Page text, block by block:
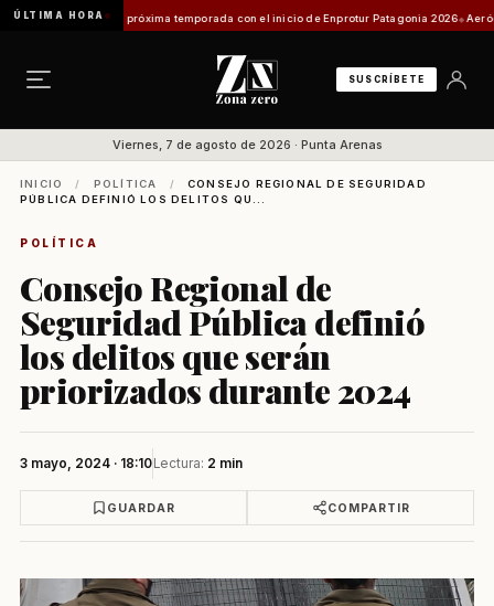
ÚLTIMA HORA
su próxima temporada con el inicio de Enprotur Patagonia 2026 Aeródromo de
SUSCRÍBETE
Viernes, 7 de agosto de 2026 · Punta Arenas
INICIO / POLÍTICA /
CONSEJO REGIONAL DE SEGURIDAD
PÚBLICA DEFINIÓ LOS DELITOS QU...
POLÍTICA
Consejo Regional de
Seguridad Pública definió
los delitos que serán
priorizados durante 2024
3 mayo, 2024 · 18:10Lectura: 2 min
GUARDAR COMPARTIR